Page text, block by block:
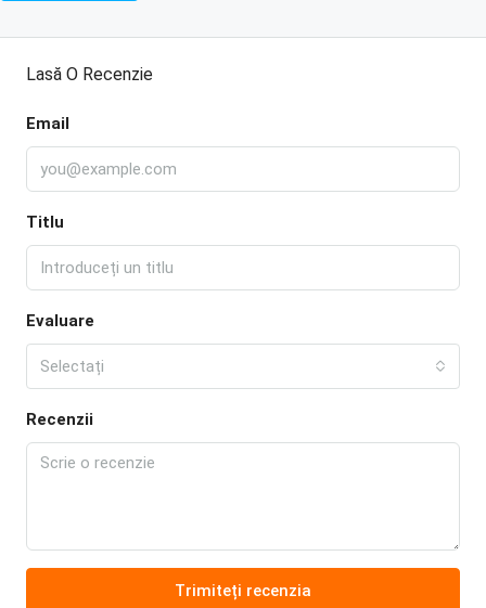
Lasă O Recenzie
Email
Titlu
Evaluare
Selectați
Recenzii
Trimiteți recenzia